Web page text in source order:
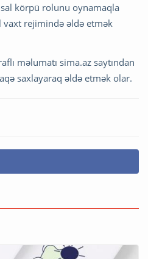
körpü rolunu oynamaqla
vaxt rejimində əldə etmək
məlumatı sima.az saytından
saxlayaraq əldə etmək olar.